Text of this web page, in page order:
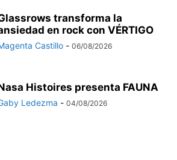
transforma la
en rock con VÉRTIGO
Castillo - 06/08/2026
Histoires presenta FAUNA
Ledezma - 04/08/2026